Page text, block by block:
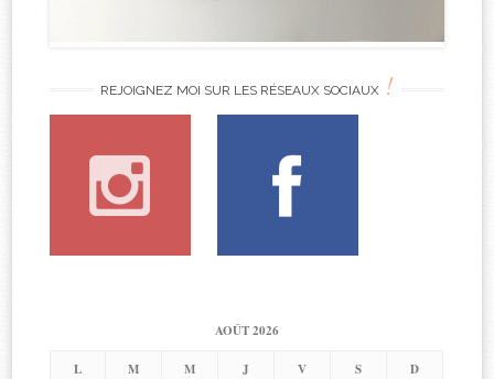
REJOIGNEZ MOI SUR LES RÉSEAUX SOCIAUX !
AOÛT 2026
L M M J V S D